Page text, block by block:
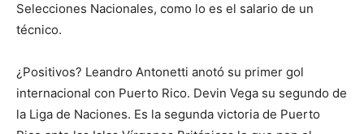
Selecciones Nacionales, como lo es el salario de un
técnico.
¿Positivos? Leandro Antonetti anotó su primer gol
internacional con Puerto Rico. Devin Vega su segundo de
la Liga de Naciones. Es la segunda victoria de Puerto